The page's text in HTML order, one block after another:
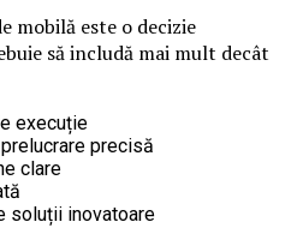
mobilă este o decizie
să includă mai mult decât
execuție
precisă
clare
soluții inovatoare